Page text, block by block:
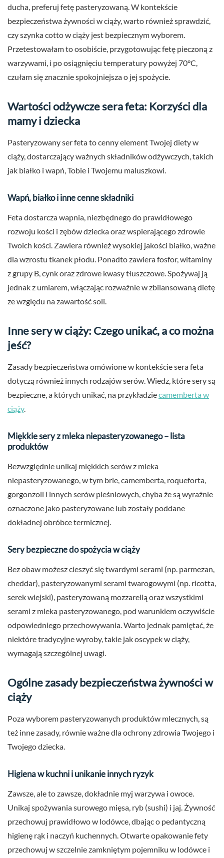
ducha, preferuj fetę pasteryzowaną. W kontekście
bezpieczeństwa żywności w ciąży, warto również sprawdzić,
czy szynka cotto w ciąży jest bezpiecznym wyborem.
Przetestowałam to osobiście, przygotowując fetę pieczoną z
warzywami, i po osiągnięciu temperatury powyżej 70°C,
czułam się znacznie spokojniejsza o jej spożycie.
Wartości odżywcze sera feta: Korzyści dla
mamy i dziecka
Pasteryzowany ser feta to cenny element Twojej diety w
ciąży, dostarczający ważnych składników odżywczych, takich
jak białko i wapń, Tobie i Twojemu maluszkowi.
Wapń, białko i inne cenne składniki
Feta dostarcza wapnia, niezbędnego do prawidłowego
rozwoju kości i zębów dziecka oraz wspierającego zdrowie
Twoich kości. Zawiera również wysokiej jakości białko, ważne
dla wzrostu tkanek płodu. Ponadto zawiera fosfor, witaminy
z grupy B, cynk oraz zdrowe kwasy tłuszczowe. Spożywaj ją
jednak z umiarem, włączając rozważnie w zbilansowaną dietę
ze względu na zawartość soli.
Inne sery w ciąży: Czego unikać, a co można
jeść?
Zasady bezpieczeństwa omówione w kontekście sera feta
dotyczą również innych rodzajów serów. Wiedz, które sery są
bezpieczne, a których unikać, na przykładziecamemberta w
ciąży.
Miękkie sery z mleka niepasteryzowanego – lista
produktów
Bezwzględnie unikaj miękkich serów z mleka
niepasteryzowanego, w tym brie, camemberta, roqueforta,
gorgonzoli i innych serów pleśniowych, chyba że są wyraźnie
oznaczone jako pasteryzowane lub zostały poddane
dokładnej obróbce termicznej.
Sery bezpieczne do spożycia w ciąży
Bez obaw możesz cieszyć się twardymi serami (np. parmezan,
cheddar), pasteryzowanymi serami twarogowymi (np. ricotta,
serek wiejski), pasteryzowaną mozzarellą oraz wszystkimi
serami z mleka pasteryzowanego, pod warunkiem oczywiście
odpowiedniego przechowywania. Warto jednak pamiętać, że
niektóre tradycyjne wyroby, takie jak oscypek w ciąży,
wymagają szczególnej uwagi.
Ogólne zasady bezpieczeństwa żywności w
ciąży
Poza wyborem pasteryzowanych produktów mlecznych, są
też inne zasady, równie ważne dla ochrony zdrowia Twojego i
Twojego dziecka.
Higiena w kuchni i unikanie innych ryzyk
Zawsze, ale to zawsze, dokładnie myj warzywa i owoce.
Unikaj spożywania surowego mięsa, ryb (sushi) i jaj. Żywność
przechowuj prawidłowo w lodówce, dbając o pedantyczną
higienę rąk i naczyń kuchennych. Otwarte opakowanie fety
przechowuj w szczelnie zamkniętym pojemniku w lodówce i